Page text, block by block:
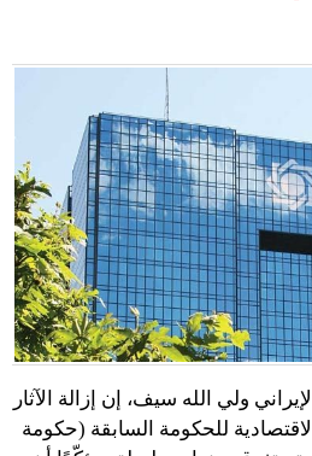
ولي الله سيف، إن إزالة الآثار
للحكومة السابقة (حكومة